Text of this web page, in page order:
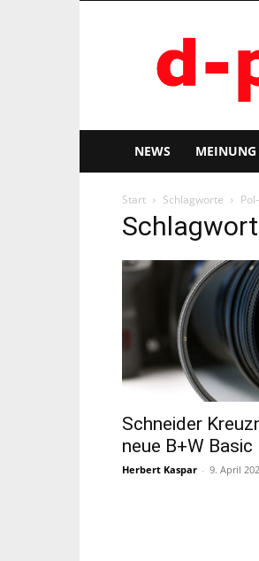
pixx
NEWS MEINUNG
Start Schlagworte
Schneider
neue B+W
Herbert Kaspar - 9. April